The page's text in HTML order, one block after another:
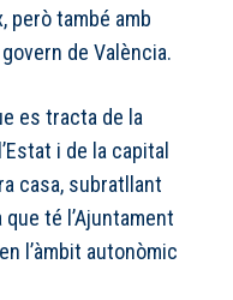
però també amb
de València.
es tracta de la
i de la capital
casa, subratllant
té l’Ajuntament
l’àmbit autonòmic